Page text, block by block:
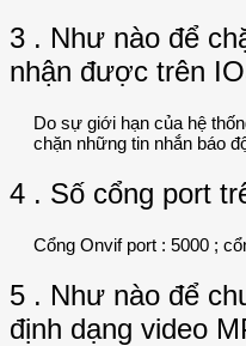
3 . Như nào để
nhận được trên
Do sự giới hạn của hệ
chặn những tin nhắn báo
4 . Số cổng port
Cổng Onvif port : 5000 ;
5 . Như nào để
định dạng video